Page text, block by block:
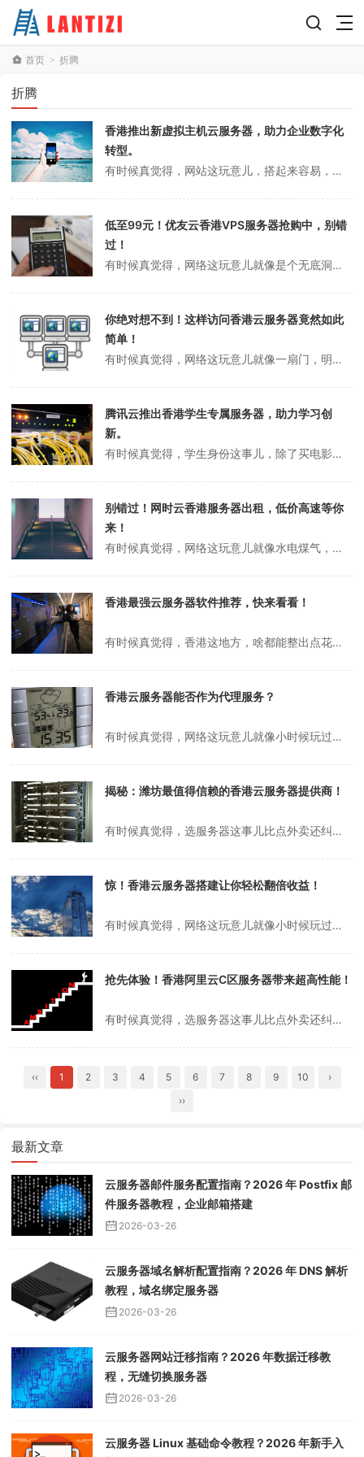
首页 > 折腾
折腾
香港推出新虚拟主机云服务器，助力企业数字化
转型。
有时候真觉得，网站这玩意儿，搭起来容易，后面折腾才是让人头大。尤其是选服务器，香港的、美国的、国内的，选来选去，脑壳都疼。前两天还和朋友吐槽，说国内主机动不动就要备案，慢得像蜗牛，结果他甩给我一堆香港云服务器的资料，说什么现在都流行用香港虚拟主机，速度快还不用折腾那些乱七八糟的手续。想想也是，谁还没被国内那点...
低至99元！优友云香港VPS服务器抢购中，别错
过！
有时候真觉得，网络这玩意儿就像是个无底洞，怎么折腾都不嫌多。前两天还在吐槽家里宽带卡得像蜗牛，结果一转头，朋友就跟我安利起什么香港VPS，说什么速度快、延迟低，搞得我心里痒痒的。其实说实话，国内的服务器用着总有点束手束脚，尤其是想要访问点国外的东西，动不动就被墙，真是让人头大。记得有次半夜想部署个小项目，结果...
你绝对想不到！这样访问香港云服务器竟然如此
简单！
有时候真觉得，网络这玩意儿就像一扇门，明明就在眼前，钥匙却总是藏得让人抓耳挠腮。前两天朋友还吐槽，说他想连香港的云服务器，结果一顿操作猛如虎，最后还是卡在了“怎么访问”这一步。其实我也有过类似的经历，明明买了服务器，结果连不上，气得差点把电脑砸了。你说这事儿怪谁？怪自己手残，还是怪网络太玄学？怎么访问香港的云...
腾讯云推出香港学生专属服务器，助力学习创
新。
有时候真觉得，学生身份这事儿，除了买电影票能便宜点，买服务器也能薅点羊毛。记得大一那会儿，寝室里几个哥们儿凑钱买了台云主机，结果一晚上光是抢购就抢崩溃了，最后谁也没抢到。后来才知道，原来香港节点的学生服务器才是香饽饽，速度快，延迟低，关键还能翻着花样省钱。可惜那会儿没经验，白白错过了不少好事。腾讯云学生服务器...
别错过！网时云香港服务器出租，低价高速等你
来！
有时候真觉得，网络这玩意儿就像水电煤气，平时根本不在意，等哪天突然慢了、卡了、掉线了，才发现原来自己早就离不开它了。尤其是做点小生意、搞点网站、或者想折腾点海外项目的时候，香港服务器这词儿就像突然冒出来的救命稻草，谁还没被国内那点带宽和各种限制气到过？网时云香港服务器出租：到底值不值？说到香港服务器出租，脑子...
香港最强云服务器软件推荐，快来看看！
有时候真觉得，香港这地方，啥都能整出点花样来。前阵子朋友问我，香港到底有啥靠谱的云服务器软件没？我一时还真愣住了，毕竟平时用得多的都是那些大厂的，香港本地的还真没细琢磨过。后来一查，发现还真不少，五花八门的，便宜的贵的，什么样的都有。你说现在做点小生意、搞个网站、甚至玩点跨境电商，没个好用的云服务器，真是寸步...
香港云服务器能否作为代理服务？
有时候真觉得，网络这玩意儿就像小时候玩过家家，明明一根网线，非得分出个“国内”“国外”，还得绕一圈才能连上外面的世界。前两天朋友问我，香港云服务器能不能拿来做代理？我一愣，想起以前折腾过的那些破VPS，动不动就被墙，心里头一阵无语。其实说白了，大家都想找个既快又稳的门路，谁愿意天天被限速、被封IP、还得担心哪...
揭秘：潍坊最值得信赖的香港云服务器提供商！
有时候真觉得，选服务器这事儿比点外卖还纠结。前两天同事还在吐槽，说他朋友做跨境电商，光是找个靠谱的香港云服务器就折腾了小半个月，问了好几家，客服说得天花乱坠，结果一试不是延迟高就是带宽卡得要命。你说这年头，做点海外业务，服务器不靠谱，网站慢得像蜗牛，客户都跑光了，谁受得了？潍坊香港云服务器找哪家其实吧，潍坊这...
惊！香港云服务器搭建让你轻松翻倍收益！
有时候真觉得，网络这玩意儿就像小时候玩过家家，明明一根网线，非得折腾出一堆花样。前两天还在群里看到有人吐槽，说自己搭个中转，香港云服务器选来选去，结果还是卡得一批。说实话，谁没被延迟气到过？尤其是晚上高峰期，明明白天还挺顺畅，晚上就跟塞车似的，真是让人抓狂。有人说，选服务器就像选房子，地段、带宽、邻居都得看，...
抢先体验！香港阿里云C区服务器带来超高性能！
有时候真觉得，选服务器这事儿比点外卖还纠结。前两天还在群里跟人吐槽，说香港阿里云c区的机器到底值不值得买，结果一堆人各说各的，有说快的，有说卡的，有说便宜的，有说售后烦的，反正一圈下来，脑袋更晕了。其实我自己也用过一阵，印象最深的不是速度，而是那种“今天不卡明天卡，后天又飞快”的神奇体验，像极了小时候家里那台...
‹‹ 1 2 3 4 5 6 7 8 9 10
›
››
最新文章
云服务器邮件服务配置指南？2026 年 Postfix 邮
件服务器教程，企业邮箱搭建
2026-03-26
云服务器域名解析配置指南？2026 年 DNS 解析
教程，域名绑定服务器
2026-03-26
云服务器网站迁移指南？2026 年数据迁移教
程，无缝切换服务器
2026-03-26
云服务器 Linux 基础命令教程？2026 年新手入